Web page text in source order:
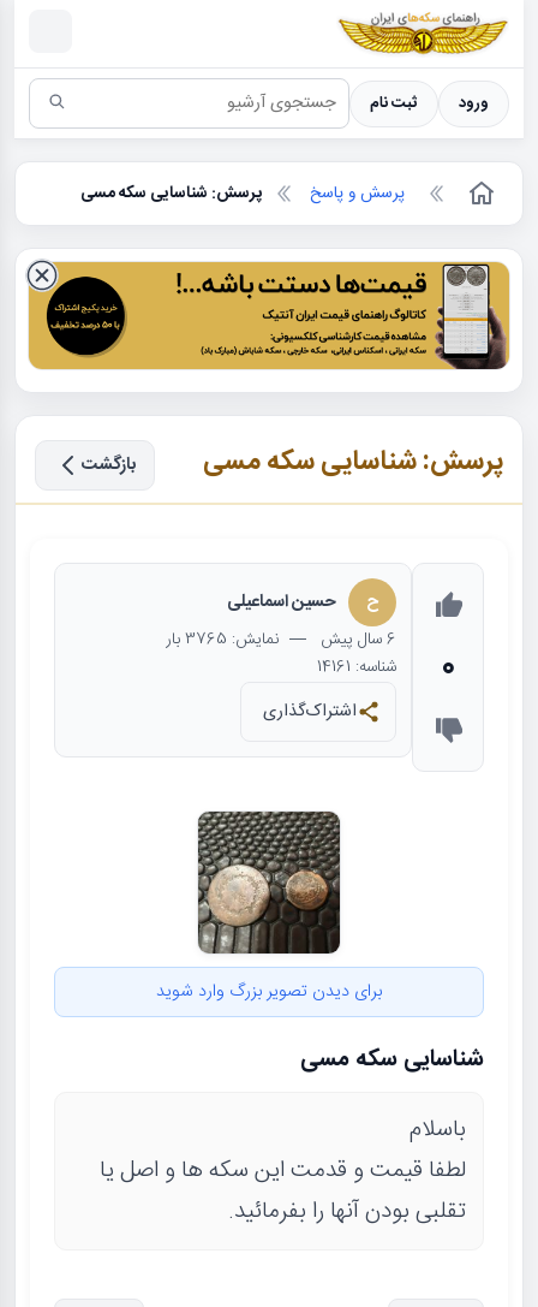
سکه ها ؛ راهنمای سکه شناسی
ورود ثبت نام
پرسش و پاسخ پرسش: شناسایی سکه مسی
پرسش: شناسایی سکه مسی بازگشت
0
ح حسین اسماعیلی
6 سال پیش — نمایش: 3765 بار
شناسه: 14161
اشتراک‌گذاری
برای دیدن تصویر بزرگ وارد شوید
شناسایی سکه مسی
باسلام
لطفا قیمت و قدمت این سکه ها و اصل یا
تقلبی بودن آنها را بفرمائید.